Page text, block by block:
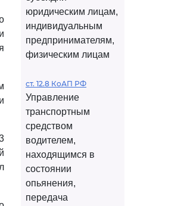
юридическим лицам,
индивидуальным
предпринимателям,
физическим лицам
ст. 12.8 КоАП РФ
Управление
транспортным
средством
водителем,
находящимся в
состоянии
опьянения,
передача